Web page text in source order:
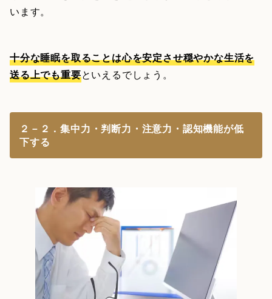
います。
十分な睡眠を取ることは心を安定させ穏やかな生活を
送る上でも重要といえるでしょう。
２－２．集中力・判断力・注意力・認知機能が低
下する